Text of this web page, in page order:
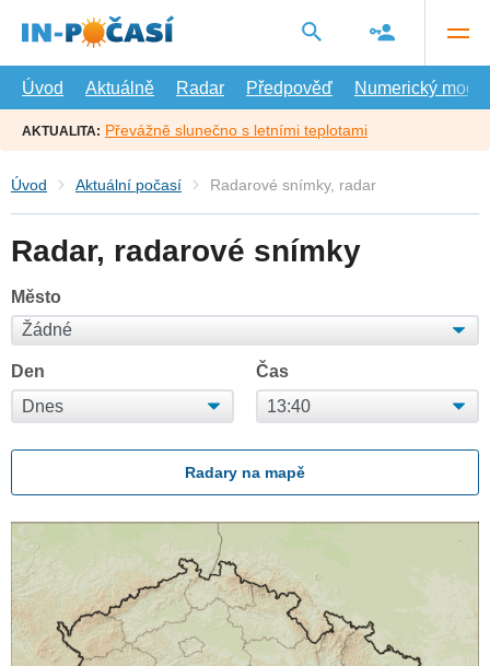
hlavní
Úvod
Aktuálně Radar Předpověď Numerický model
AKTUALITA: Převážně slunečno s letními teplotami
Úvod Aktuální počasí Radarové snímky, radar
Radar, radarové snímky
Město
Den Čas
Radary na mapě